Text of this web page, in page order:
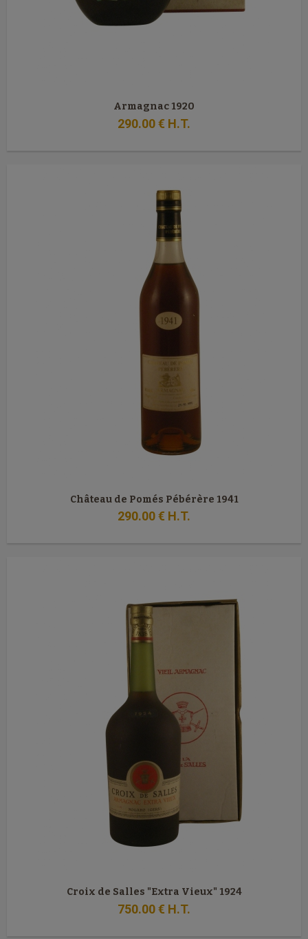
Armagnac 1920
290.00€ H.T.
Château de Pomés Pébérère 1941
290.00€ H.T.
Croix de Salles "Extra Vieux" 1924
750.00€ H.T.